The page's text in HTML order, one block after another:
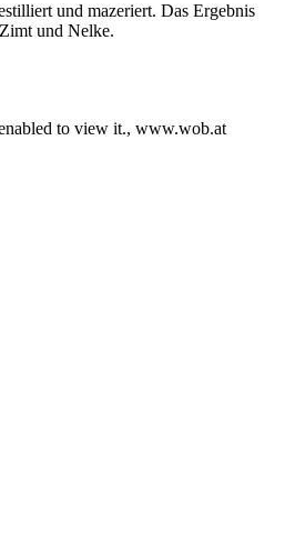
und mazeriert. Das Ergebnis
und Nelke.
to view it., www.wob.at